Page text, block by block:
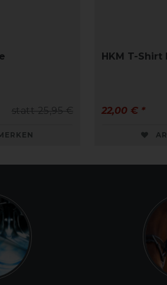
statt 25,95 €
HKM T-Shirt
22,00 € *